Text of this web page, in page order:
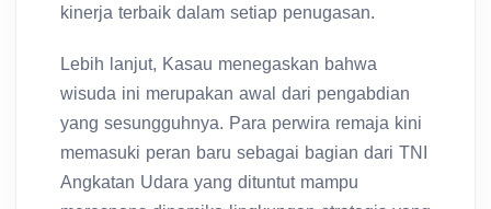
kinerja terbaik dalam setiap penugasan.
Lebih lanjut, Kasau menegaskan bahwa
wisuda ini merupakan awal dari pengabdian
yang sesungguhnya. Para perwira remaja kini
memasuki peran baru sebagai bagian dari TNI
Angkatan Udara yang dituntut mampu